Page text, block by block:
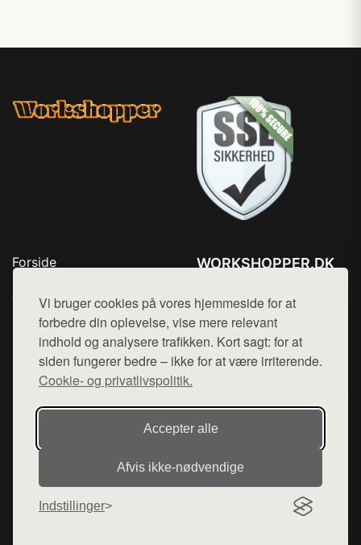
Vi bruger cookies på vores hjemmeside for at
forbedre din oplevelse, vise mere relevant
indhold og analysere trafikken. Kort sagt: for at
siden fungerer bedre – ikke for at være irriterende.
Cookie- og privatlivspolitik.
Accepter alle
Afvis ikke‑nødvendige
Indstillinger
Forside
Top Rabatter
Kontakt
WORKSHOPPER.DK
Mail: hej@want.dk
Cookie- og privatlivspolitik
Denne side er en del af want.dk, der udgiver en række
hjemmesider med præsentation af forskellige produkter fra
diverse webshops. Der sælges ikke varer fra denne side - vi
henviser til de shops, som sælger varen. Vi har heller ikke
varerne på lager.